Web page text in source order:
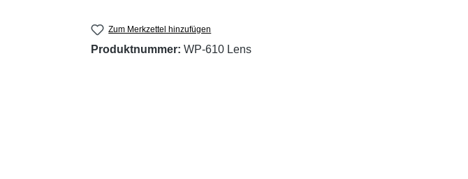
Zum Merkzettel hinzufügen
Produktnummer: WP-610 Lens